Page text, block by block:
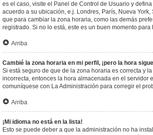
es el caso, visite el Panel de Control de Usuario y
acuerdo a su ubicación, e.j. Londres, París, Nueva York,
que para cambiar la zona horaria, como las demás
registrado. Si no lo está, este es un buen momento para
Arriba
Cambié la zona horaria en mi perfil, ¡pero la hora
Si está seguro de que de la zona horaria es correcta y
incorrecta, entonces la hora almacenada en el servidor
comuníquese con La Administración para corregir el
Arriba
¡Mi idioma no está en la lista!
Esto se puede deber a que la administración no ha